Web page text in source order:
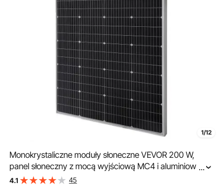
1/12
Monokrystaliczne moduły słoneczne VEVOR 200 W,
panel słoneczny z mocą wyjściową MC4 i aluminiową
ramą, wodoodporny moduł fotowoltaiczny IP65,
...
4.1 45